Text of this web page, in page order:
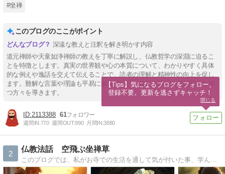
#坐禅
このブログのここがポイント
深遠な教えと注釈を解き明かす内容
道元禅師や天童如浄禅師の教えを丁寧に解説し、仏教哲学の深淵に迫るこ
とを特徴とします。真実の世界観や心の本質について、わかりやすく具体
的な例えや逸話を交えて伝えることで、読者の理解と精神性の向上を促し
ます。難解な言葉や理論も平易に解きほぐし、修行や悟りの道に関心を持
つ方々を導きます。
2113388 61
週間IN:770 週間OUT:990 月間IN:3880
2
仏教法話 空飛ぶ坐禅草
【Tips】気になるブログをフォロー。
登録不要。更新を逃さずキャッチ！
閉じる